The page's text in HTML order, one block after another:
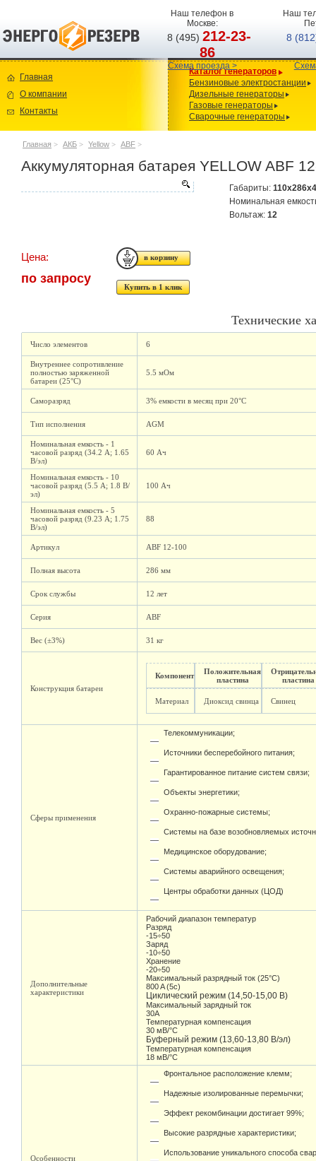
Наш телефон в
Москве:
8 (495)212-23-
86
Схема проезда >
Наш
8
Главная
О компании
Контакты
Каталог генераторов
Бензиновые электростанции
Дизельные генераторы
Газовые генераторы
Сварочные генераторы
Главная > АКБ > Yellow > ABF >
Аккумуляторная батарея YELLOW ABF
Габариты:
Номинальная
Вольтаж: 12
Цена:
по запросу
Купить в 1 клик
Технические
Число элементов 6
Внутреннее сопротивление
полностью заряженной
батареи (25°C)
5.5 мОм
Саморазряд 3% емкости в месяц при 20°C
Тип исполнения AGM
Номинальная емкость - 1
часовой разряд (34.2 А; 1.65
В/эл)
60 Ач
Номинальная емкость - 10
часовой разряд (5.5 А; 1.8 В/
эл)
100 Ач
Номинальная емкость - 5
часовой разряд (9.23 А; 1.75
В/эл)
88
Артикул ABF 12-100
Полная высота 286 мм
Срок службы 12 лет
Серия ABF
Вес (±3%) 31 кг
Конструкция батареи
Компонент
Положительная
пластина
пластина
Материал Диоксид свинца Свинец
Сферы применения
Телекоммуникации;
Источники бесперебойного питания;
Гарантированное питание систем связи;
Объекты энергетики;
Охранно-пожарные системы;
Системы на базе возобновляемых
Медицинское оборудование;
Системы аварийного освещения;
Центры обработки данных (ЦОД)
Дополнительные
характеристики
Рабочий диапазон температур
Разряд
-15÷50
Заряд
-10÷50
Хранение
-20÷50
Максимальный разрядный ток (25°С)
800 A (5c)
Циклический режим (14,50-15,00 В)
Максимальный зарядный ток
30A
Температурная компенсация
30 мВ/°С
Буферный режим (13,60-13,80 В/эл)
Температурная компенсация
18 мВ/°С
Особенности
Фронтальное расположение клемм;
Надежные изолированные перемычки;
Эффект рекомбинации достигает 99%;
Высокие разрядные характеристики;